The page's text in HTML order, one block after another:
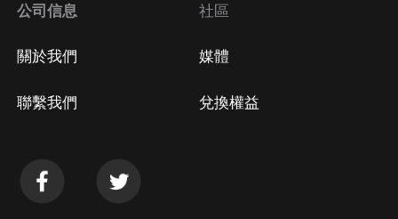
公司信息
關於我們
聯繫我們
社區
媒體
兌換權益